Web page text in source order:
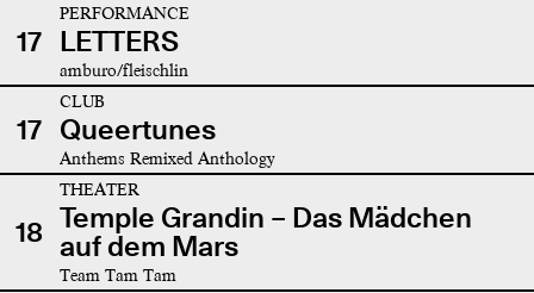
17
PERFORMANCE
LETTERS
amburo/fleischlin
17
CLUB
Queertunes
Anthems Remixed Anthology
18
THEATER
Temple Grandin – Das Mädchen
auf dem Mars
Team Tam Tam